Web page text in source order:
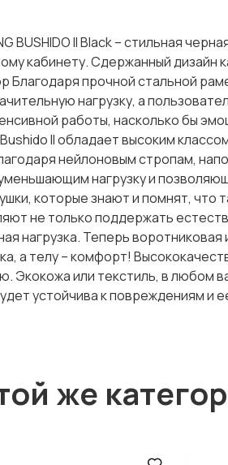
BUSHIDO II Black – стильная
кабинету. Сдержанный дизайн
прочной стальной
нагрузку, а
работы, насколько бы
II обладает высоким
нейлоновым стропам,
нагрузку и
которые знают и помнят, что
не только поддержать
нагрузка. Теперь
а телу – комфорт!
Экокожа или текстиль, в любом
устойчива к повреждениям и
же